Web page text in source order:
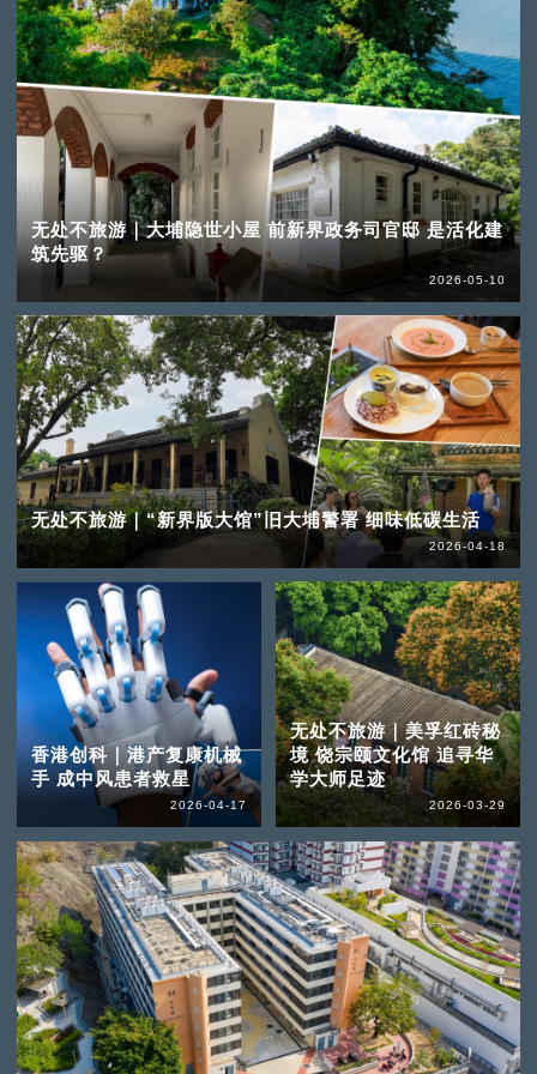
无处不旅游｜大埔隐世小屋 前新界政务司官邸 是活化建
筑先驱？
2026-05-10
无处不旅游｜“新界版大馆”旧大埔警署 细味低碳生活
2026-04-18
香港创科｜港产复康机械
手 成中风患者救星
2026-04-17
无处不旅游｜美孚红砖秘
境 饶宗颐文化馆 追寻华
学大师足迹
2026-03-29